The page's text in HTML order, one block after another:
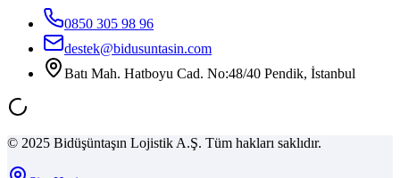
0850 305 98 96
destek@bidusuntasin.com
Batı Mah. Hatboyu Cad. No:48/40 Pendik, İstanbul
© 2025 Bidüşüntaşın Lojistik A.Ş. Tüm hakları saklıdır.